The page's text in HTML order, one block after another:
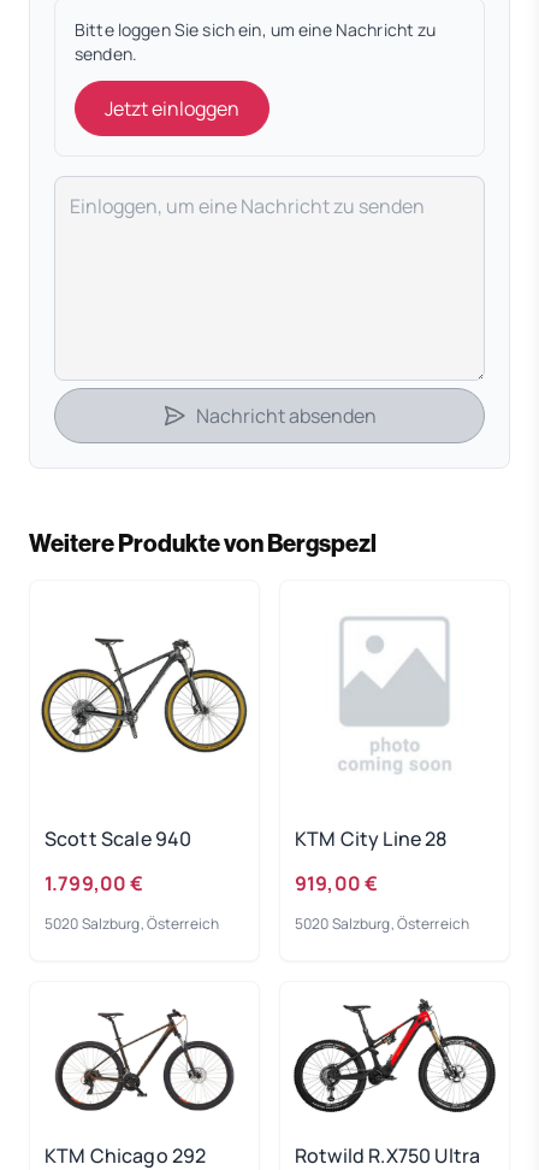
Bitte loggen Sie sich ein, um eine Nachricht zu
senden.
Jetzt einloggen
Deine Nachricht
Nachricht absenden
Weitere Produkte von Bergspezl
Scott Scale 940
1.799,00 €
5020 Salzburg, Österreich
KTM City Line 28
919,00 €
5020 Salzburg, Österreich
KTM Chicago 292
Rotwild R.X750 Ultra